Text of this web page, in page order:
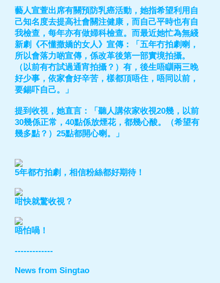
藝人宣萱出席有關預防乳癌活動，她指希望利用自
己知名度去提高社會關注健康，而自己平時也有自
我檢查，每年亦有做婦科檢查。而最近她忙為無綫
新劇《不懂撒嬌的女人》宣傳：「五年冇拍劇喇，
所以會落力啲宣傳，係改革後第一部實境拍攝。
（以前有冇試過通宵拍攝？）有，後生唔瞓兩三晚
好少事，依家會好辛苦，樣都頂唔住，唔同以前，
要錫吓自己。」
提到收視，她直言：「聽人講依家收視20幾，以前
30幾係正常，40點係放煙花，都幾心酸。（希望有
幾多點？）25點都開心喇。」
5年都冇拍劇，相信粉絲都好期待！
咁快就驚收視？
唔怕喎！
-------------
News from Singtao